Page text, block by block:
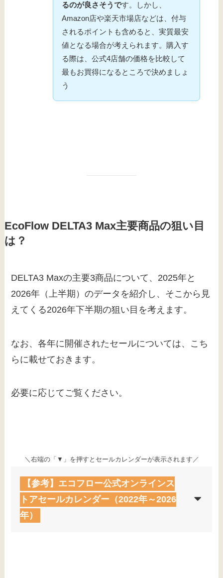
るのが良さそうです。しかし、
Amazon店や楽天市場店などは、付与
されるポイントも含めると、実質最安
値となる場合が考えられます。購入す
る際は、公式4店舗の価格を比較して
最もお買得になるところで決めましょ
う
EcoFlow DELTA3 Max主要商品の狙い目
は？
DELTA3 Maxの主要3商品について、2025年と
2026年（上半期）のデータを紹介し、そこから見
えてくる2026年下半期の狙い目を考えます。
なお、各年に開催されたセールについては、こち
らに載せておきます。
必要に応じてご覧ください。
＼右端の「▼」を押すとセールカレンダーが表示されます／
【参考】エコフロー公式オンラインス
トアセールカレンダー（2022年～2026
年）